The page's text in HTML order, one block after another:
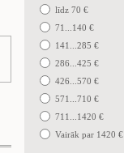
līdz 70 €
71...140 €
141...285 €
286...425 €
426...570 €
571...710 €
711...1420 €
Vairāk par 1420 €